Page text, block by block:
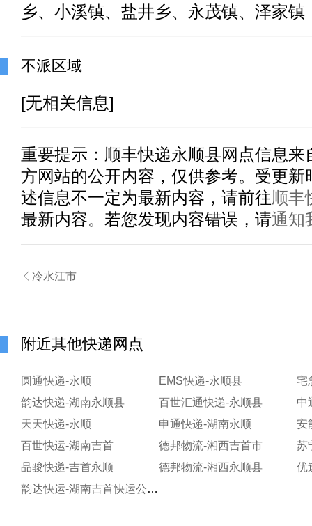
乡、小溪镇、盐井乡、永茂镇、泽家镇
不派区域
[无相关信息]
重要提示： 顺丰快递永顺县网点信息来
方网站的公开内容，仅供参考。受更新
述信息不一定为最新内容，请前往顺丰
最新内容。若您发现内容错误，请通知
 冷水江市
附近其他快递网点
圆通快递-永顺 EMS快递-永顺县
宅
韵达快递-湖南永顺县
百世汇通快递-永顺县
中
天天快递-永顺
申通快递-湖南永顺
安
百世快运-湖南吉首
德邦物流-湘西吉首市
苏
品骏快递-吉首永顺
德邦物流-湘西永顺县
优
韵达快运-湖南吉首快运公司永顺县分部